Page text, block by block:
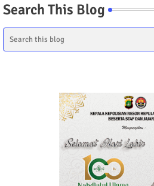
Search This Blog